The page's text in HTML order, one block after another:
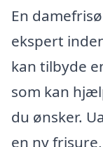
En
ekspert
kan tilbyde
som kan
du ønsker.
en ny